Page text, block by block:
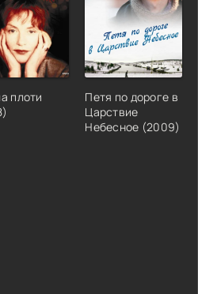
плоти
Петя по дороге в
Царствие
Небесное (2009)